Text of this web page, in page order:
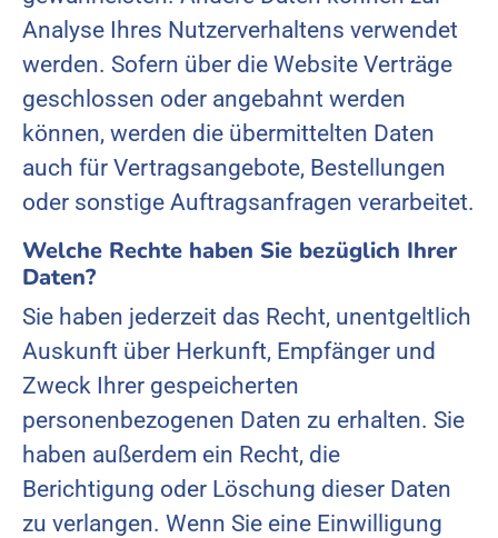
Analyse Ihres Nutzerverhaltens verwendet
werden. Sofern über die Website Verträge
geschlossen oder angebahnt werden
können, werden die übermittelten Daten
auch für Vertragsangebote, Bestellungen
oder sonstige Auftragsanfragen verarbeitet.
Welche Rechte haben Sie bezüglich Ihrer
Daten?
Sie haben jederzeit das Recht, unentgeltlich
Auskunft über Herkunft, Empfänger und
Zweck Ihrer gespeicherten
personenbezogenen Daten zu erhalten. Sie
haben außerdem ein Recht, die
Berichtigung oder Löschung dieser Daten
zu verlangen. Wenn Sie eine Einwilligung